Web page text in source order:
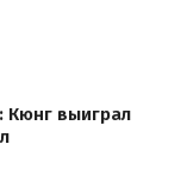
Кюнг выиграл